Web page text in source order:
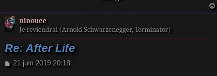
ninouee
Je reviendrai (Arnold Schwarzenegger, Terminator)
Re: After Life
M
21 juin 2019 20:18